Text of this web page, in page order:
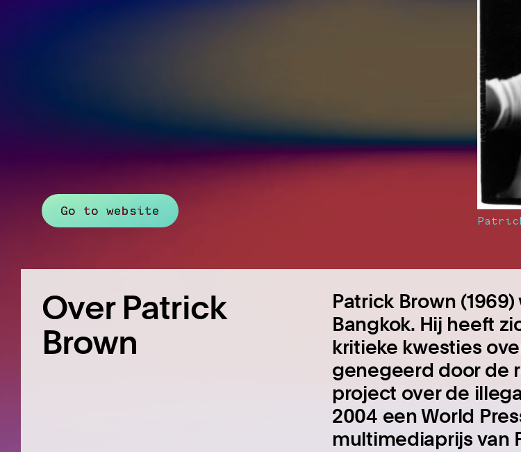
Go to website
Over Patrick
Brown
Patrick Brown
Bangkok. Hij heeft
kritieke kwesties
genegeerd door de
project over de
2004 een World
multimediaprijs van